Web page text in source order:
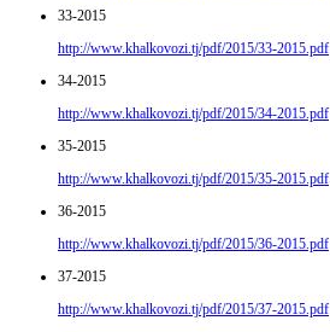
33-2015
http://www.khalkovozi.tj/pdf/2015/33-2015.pdf
34-2015
http://www.khalkovozi.tj/pdf/2015/34-2015.pdf
35-2015
http://www.khalkovozi.tj/pdf/2015/35-2015.pdf
36-2015
http://www.khalkovozi.tj/pdf/2015/36-2015.pdf
37-2015
http://www.khalkovozi.tj/pdf/2015/37-2015.pdf